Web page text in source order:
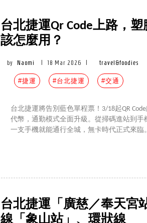
台北捷運Qr Code上路，
該怎麼用？
by Naomi 18 Mar 2026 travel&foodies
#捷運 #台北捷運 #交通
台北捷運將告別藍色單程票！3/18起QR
代幣，通勤模式全面升級。從掃碼進站到手
一支手機就能通行全城，無卡時代正式來臨。
台北捷運「廣慈／奉天宮
線「象山站」、環狀線